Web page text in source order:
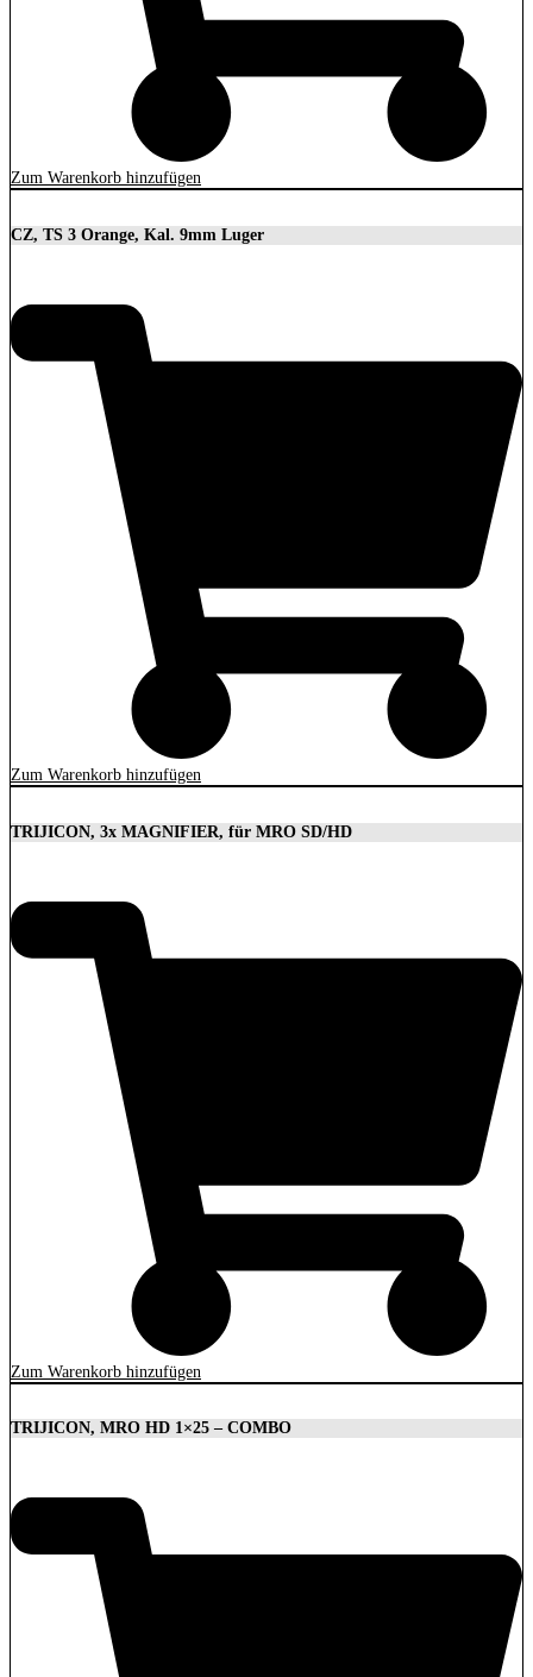
Zum Warenkorb hinzufügen
CZ, TS 3 Orange, Kal. 9mm Luger
Zum Warenkorb hinzufügen
TRIJICON, 3x MAGNIFIER, für MRO SD/HD
Zum Warenkorb hinzufügen
TRIJICON, MRO HD 1×25 – COMBO